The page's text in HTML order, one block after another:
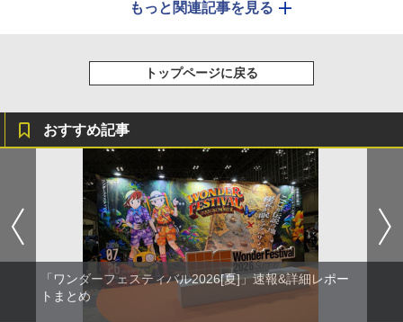
もっと関連記事を見る
トップページに戻る
おすすめ記事
「ワンダーフェスティバル2026[夏]」速報&詳細レポー
トまとめ